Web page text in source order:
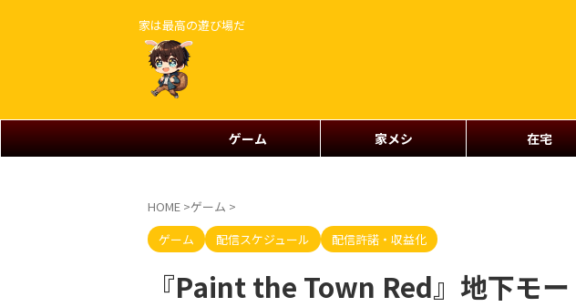
家は最高の遊び場だ
ゲーム 家メシ 在宅
HOME >ゲーム >
ゲーム
配信スケジュール 配信許諾・収益化
『Paint the Town Red』地下モ